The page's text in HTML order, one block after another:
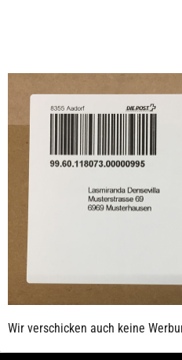
Wir verschicken auch keine